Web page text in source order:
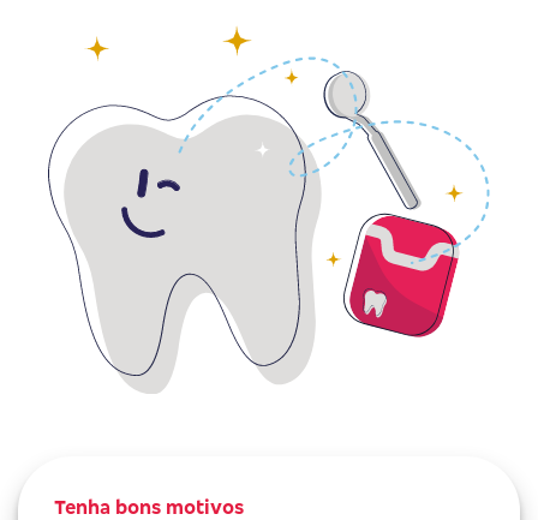
Tenha bons motivos